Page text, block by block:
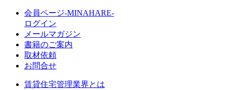
会員ページ-MINAHARE-
ログイン
メールマガジン
書籍のご案内
取材依頼
お問合せ
賃貸住宅管理業界とは